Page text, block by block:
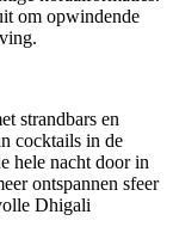
om opwindende
strandbars en
cocktails in de
hele nacht door in
ontspannen sfeer
Dhigali